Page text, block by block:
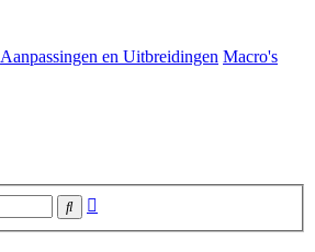
Aanpassingen en Uitbreidingen Macro's
Zoek